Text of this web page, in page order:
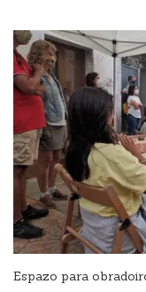
Espazo para